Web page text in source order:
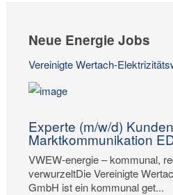
Neue Energie Jobs
Vereinigte Wertach-
Experte (m/w/d)
Marktkommunikation
VWEW-energie – kommunal,
verwurzeltDie Vereinigte
GmbH ist ein kommunal get...